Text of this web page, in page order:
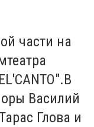
части на
Василий
Глова и